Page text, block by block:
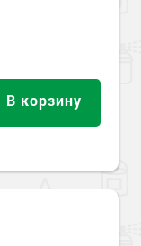
В корзину